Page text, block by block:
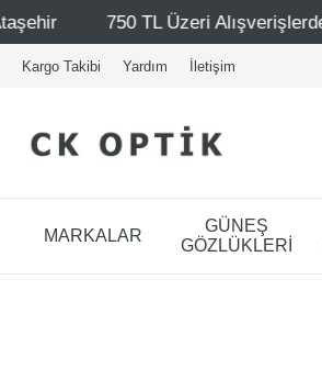
Alışverişlerde - Ücretsiz Kargo
Kargo Takibi Yardım İletişim
MARKALAR
GÜNEŞ
GÖZLÜKLERİ